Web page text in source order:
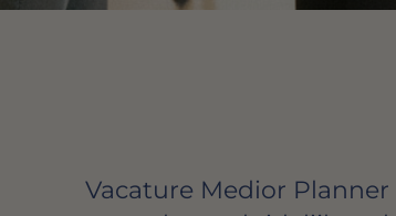
Vacature Medior